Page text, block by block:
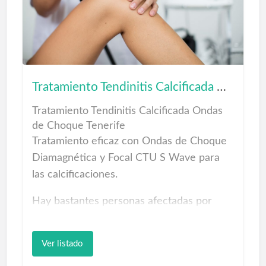
relacionado en parafarmacia para bebés
como leches bebé, cosmética infantil,
biberones, etc...
Tratamientos Onda de Choque
Tratamiento Tendinitis Calcificada Ondas de Choque
Tratamiento Tendinitis Calcificada Ondas
de Choque Tenerife
Tratamiento eficaz con Ondas de Choque
Diamagnética y Focal CTU S Wave para
las calcificaciones.
Hay bastantes personas afectadas por
hablamos de las lesiones del hombro,
Ver listado